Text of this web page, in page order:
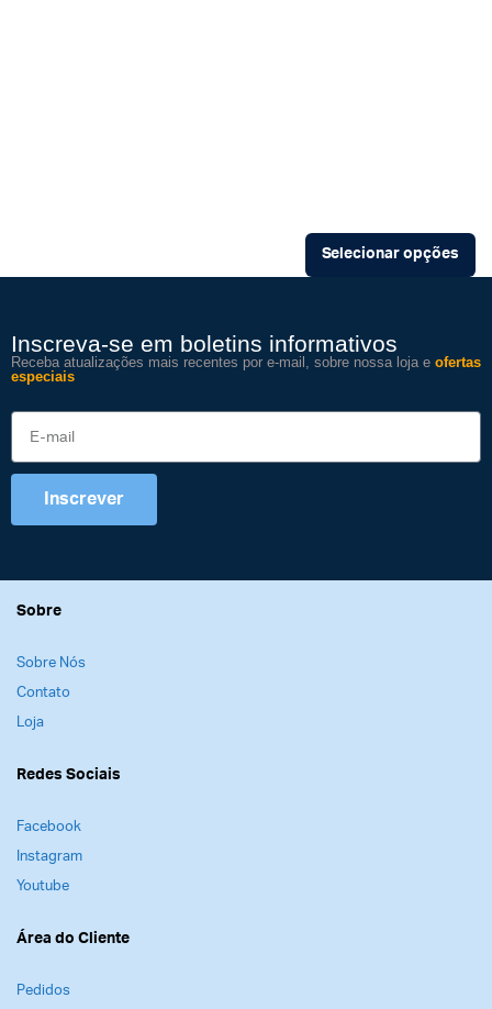
Selecionar opções
Inscreva-se em boletins informativos
Receba atualizações mais recentes por e-mail, sobre nossa loja e ofertas
especiais
Inscrever
Sobre
Sobre Nós
Contato
Loja
Redes Sociais
Facebook
Instagram
Youtube
Área do Cliente
Pedidos